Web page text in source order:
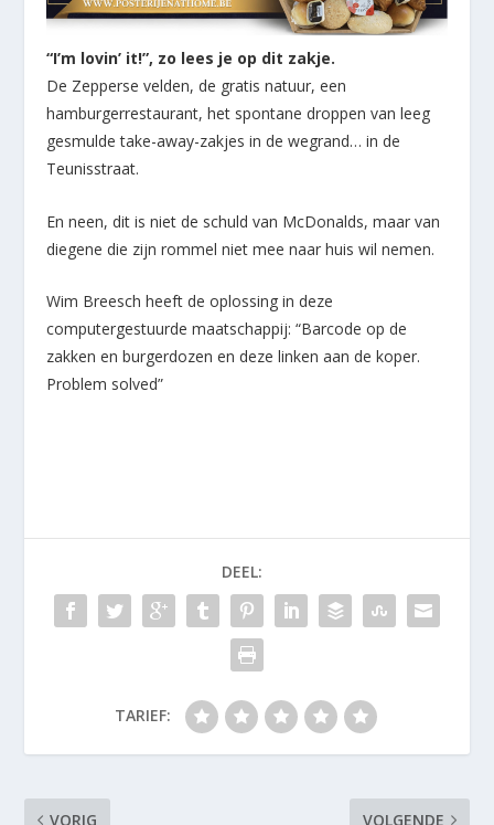
“I’m lovin’ it!”, zo lees je op dit zakje.
De Zepperse velden, de gratis natuur, een
hamburgerrestaurant, het spontane droppen van leeg
gesmulde take-away-zakjes in de wegrand… in de
Teunisstraat.
En neen, dit is niet de schuld van McDonalds, maar van
diegene die zijn rommel niet mee naar huis wil nemen.
Wim Breesch heeft de oplossing in deze
computergestuurde maatschappij: “Barcode op de
zakken en burgerdozen en deze linken aan de koper.
Problem solved”
DEEL:
TARIEF:
VORIG VOLGENDE